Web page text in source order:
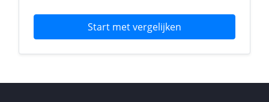
Start met vergelijken